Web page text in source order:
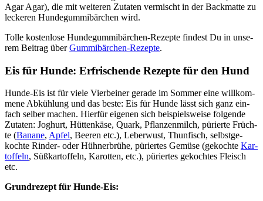
Agar Agar), die mit wei­te­ren Zuta­ten ver­mischt in der Back­mat­te zu
lecke­ren Hun­de­gum­mi­bär­chen wird.
Tol­le kos­ten­lo­se Hun­de­gum­mi­bär­chen-Rezep­te fin­dest Du in unse­
rem Bei­trag überGum­mi­bär­chen-Rezep­te.
Eis für Hun­de: Erfri­schen­de Rezep­te für den Hund
Hun­de-Eis ist für vie­le Vier­bei­ner gera­de im Som­mer eine will­kom­
me­ne Abküh­lung und das bes­te: Eis für Hun­de lässt sich ganz ein­
fach sel­ber machen. Hier­für eige­nen sich bei­spiels­wei­se fol­gen­de
Zuta­ten: Joghurt, Hüt­ten­kä­se, Quark, Pflan­zen­milch, pürier­te Früch­
te (Bana­ne, Apfel, Bee­ren etc.), Leber­wust, Thun­fisch, selbst­ge­
koch­te Rin­der- oder Hüh­ner­brü­he, pürier­tes Gemü­se (gekoch­te Kar­
tof­feln, Süß­kar­tof­feln, Karot­ten, etc.), pürier­tes gekoch­tes Fleisch
etc.
Grund­re­zept für Hun­de-Eis: